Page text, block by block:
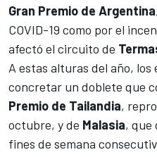
Gran Premio de Argentina
COVID-19 como por el
afectó el circuito de
A estas alturas del año,
concretar un doblete que
Premio de Tailandia,
octubre, y de Malasia, que
fines de semana